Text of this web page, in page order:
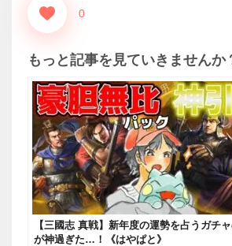
0
もっと記事を見ていきませんか
【三國志 真戦】新年度の運勢を占うガチ
が神過ぎた…！《はやぱと》